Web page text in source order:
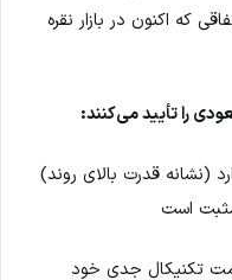
که اکنون در بازار نقره
را تأیید می‌کنند:
تکنیکال جدی خود